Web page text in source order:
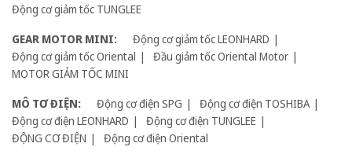
Động cơ giảm tốc TUNGLEE
GEAR MOTOR MINI:
Động cơ giảm tốc LEONHARD
Động cơ giảm tốc Oriental
Đầu giảm tốc Oriental Motor
MOTOR GIẢM TỐC MINI
MÔ TƠ ĐIỆN:
Động cơ điện SPG
Động cơ điện TOSHIBA
Động cơ điện LEONHARD
Động cơ điện TUNGLEE
ĐỘNG CƠ ĐIỆN
Động cơ điện Oriental